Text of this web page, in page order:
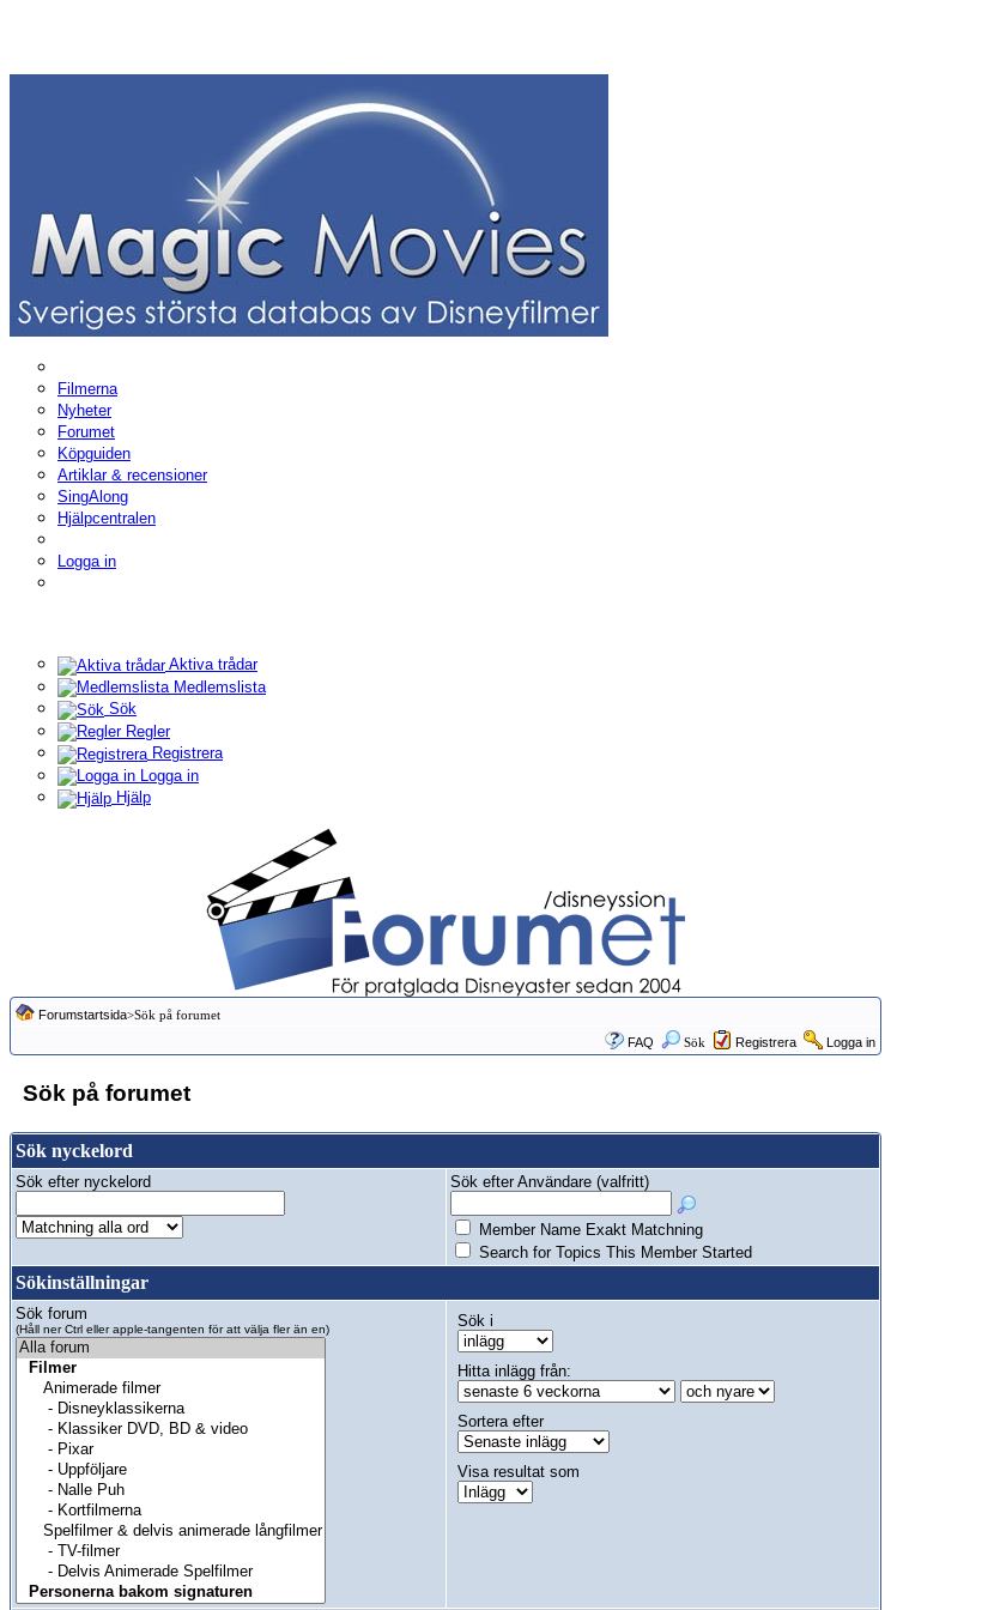
Filmerna
Nyheter
Forumet
Köpguiden
Artiklar & recensioner
SingAlong
Hjälpcentralen
Logga in
Aktiva trådar
Medlemslista
Sök
Regler
Registrera
Logga in
Hjälp
Forumstartsida>Sök på forumet
FAQ
Sök Registrera Logga in
Sök på forumet
Sök nyckelord
Sök efter nyckelord Sök efter Användare (valfritt)
Member Name Exakt Matchning
Search for Topics This Member Started
Sökinställningar
Sök forum
(Håll ner Ctrl eller apple-tangenten för att välja fler än en) Sök i
Hitta inlägg från:
Sortera efter
Visa resultat som